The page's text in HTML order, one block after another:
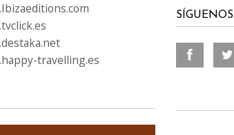
travelling.es
SÍGUENOS